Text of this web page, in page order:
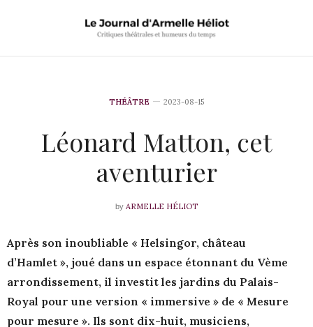
THÉÂTRE 2023-08-15
Léonard Matton, cet
aventurier
by ARMELLE HÉLIOT
Après son inoubliable « Helsingor, château
d’Hamlet », joué dans un espace étonnant du Vème
arrondissement, il investit les jardins du Palais-
Royal pour une version « immersive » de « Mesure
pour mesure ». Ils sont dix-huit, musiciens,